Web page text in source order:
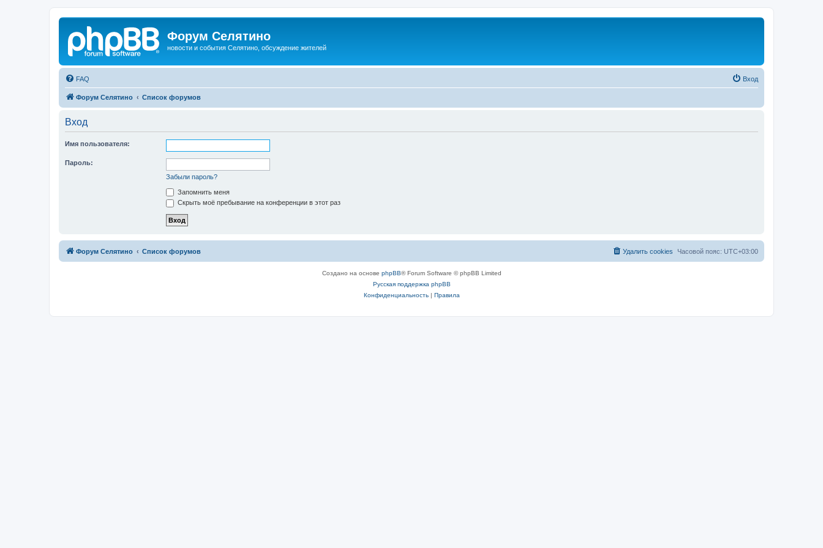
Форум Селятино
новости и события Селятино, обсуждение жителей
FAQ Вход
Форум Селятино Список форумов
Вход
Имя пользователя:
Пароль:
Забыли пароль?
Запомнить меня
Скрыть моё пребывание на конференции в этот раз
Форум Селятино Список форумов Часовой пояс: UTC+03:00
Удалить cookies
Создано на основе phpBB® Forum Software © phpBB Limited
Русская поддержка phpBB
Конфиденциальность| Правила